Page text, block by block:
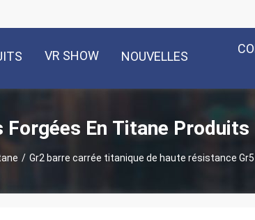
VR SHOW NOUVELLES
Forgées En Titane Produits
/ Gr2 barre carrée titanique de haute résistance